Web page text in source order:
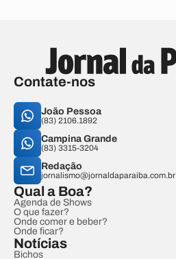
Contate-nos
João Pessoa
(83) 2106.1892
Campina Grande
(83) 3315-3204
Redação
jornalismo@jornaldaparaiba.com.br
Qual a Boa?
Agenda de Shows
O que fazer?
Onde comer e beber?
Onde ficar?
Notícias
Bichos